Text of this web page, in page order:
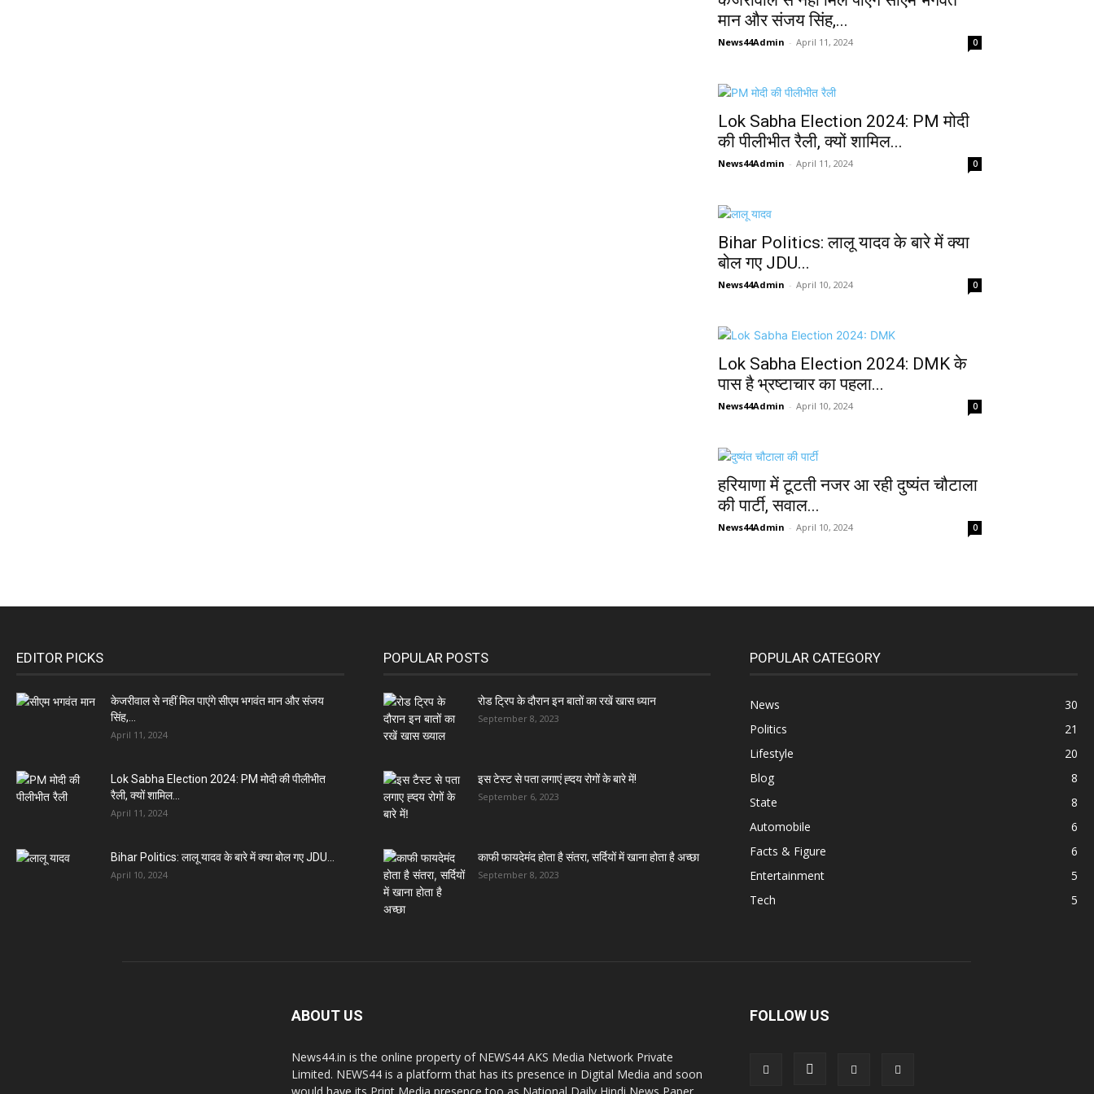
मान और संजय सिंह,...
News44Admin - April 11, 2024 0
Lok Sabha Election 2024: PM मोदी
की पीलीभीत रैली, क्यों शामिल...
News44Admin - April 11, 2024 0
Bihar Politics: लालू यादव के बारे में क्या
बोल गए JDU...
News44Admin - April 10, 2024 0
Lok Sabha Election 2024: DMK के
पास है भ्रष्टाचार का पहला...
News44Admin - April 10, 2024 0
हरियाणा में टूटती नजर आ रही दुष्यंत चौटाला
की पार्टी, सवाल...
News44Admin - April 10, 2024 0
EDITOR PICKS
केजरीवाल से नहीं मिल पाएंगे सीएम भगवंत मान और संजय
सिंह,...
April 11, 2024
Lok Sabha Election 2024: PM मोदी की पीलीभीत
रैली, क्यों शामिल...
April 11, 2024
Bihar Politics: लालू यादव के बारे में क्या बोल गए JDU...
April 10, 2024
POPULAR POSTS
रोड ट्रिप के दौरान इन बातों का रखें खास ध्यान
September 8, 2023
इस टेस्ट से पता लगाएं ह्दय रोगों के बारे में!
September 6, 2023
काफी फायदेमंद होता है संतरा, सर्दियों में खाना होता है अच्छा
September 8, 2023
POPULAR CATEGORY
News
30
Politics
21
Lifestyle
20
Blog
8
State
8
Automobile
6
Facts & Figure
6
Entertainment
5
Tech
5
ABOUT US
News44.in is the online property of NEWS44 AKS Media Network Private
Limited. NEWS44 is a platform that has its presence in Digital Media and soon
FOLLOW US